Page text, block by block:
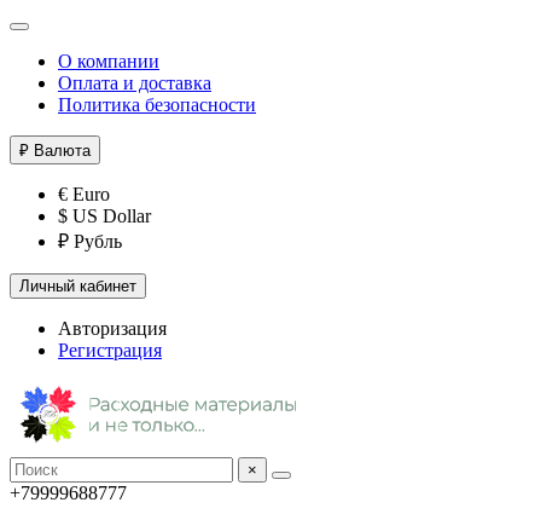
О компании
Оплата и доставка
Политика безопасности
₽ Валюта
€ Euro
$ US Dollar
₽ Рубль
Личный кабинет
Авторизация
Регистрация
×
+79999688777